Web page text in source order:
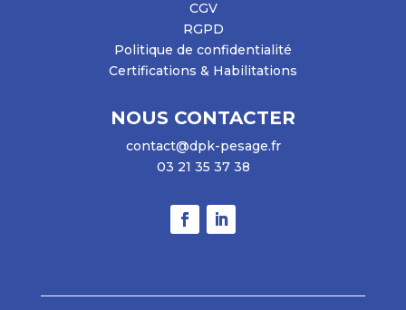
CGV
RGPD
Politique de confidentialité
Certifications & Habilitations
NOUS CONTACTER
contact@dpk-pesage.fr
03 21 35 37 38